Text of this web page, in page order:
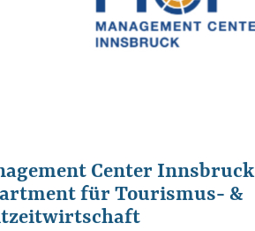
Center Innsbruck
für Tourismus- &